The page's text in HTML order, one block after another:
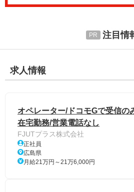
注目情
求人情報
オペレーター/ドコモGで受信の
在宅勤務/営業電話なし
FJUTプラス株式会社
正社員
広島県
月給21万円～21万6,000円